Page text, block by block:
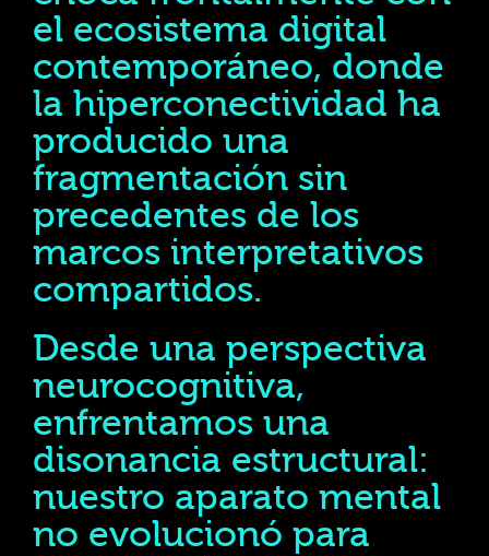
el ecosistema digital
contemporáneo, donde
la hiperconectividad ha
producido una
fragmentación sin
precedentes de los
marcos interpretativos
compartidos.
Desde una perspectiva
neurocognitiva,
enfrentamos una
disonancia estructural:
nuestro aparato mental
no evolucionó para